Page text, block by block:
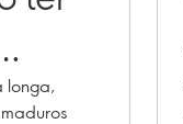
longa,